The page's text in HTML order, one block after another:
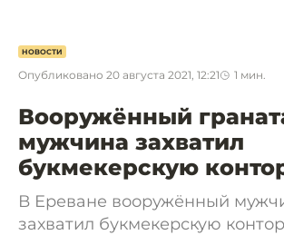
НОВОСТИ
Опубликовано 20 августа 2021, 12:21 1 мин.
Вооружённый
мужчина захватил
букмекерскую
В Ереване вооружённый
захватил букмекерскую